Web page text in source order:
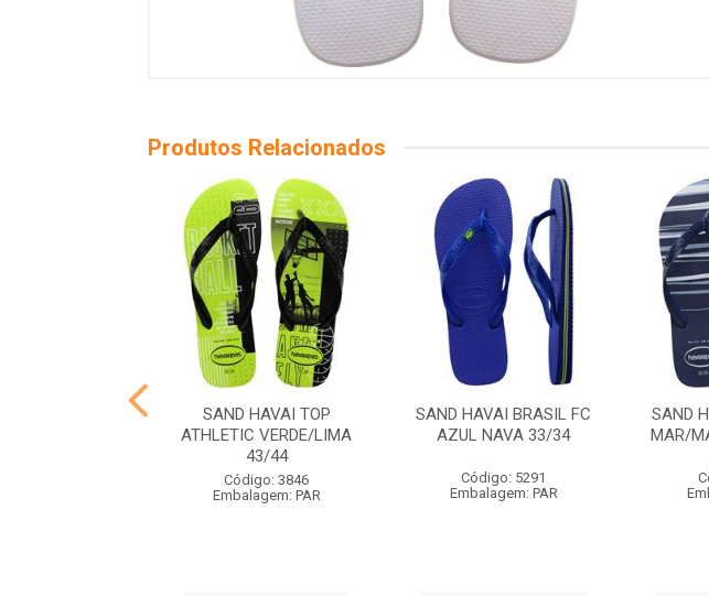
Produtos Relacionados
SAND HAVAI TOP
ATHLETIC VERDE/LIMA
43/44
Código: 3846
Embalagem: PAR
SAND HAVAI BRASIL FC
AZUL NAVA 33/34
Código: 5291
Embalagem: PAR
SAND
MAR/